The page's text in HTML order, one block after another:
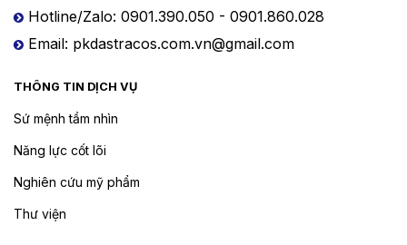
Hotline/Zalo: 0901.390.050 - 0901.860.028
Email: pkdastracos.com.vn@gmail.com
THÔNG TIN DỊCH VỤ
Sứ mệnh tầm nhìn
Năng lực cốt lõi
Nghiên cứu mỹ phẩm
Thư viện